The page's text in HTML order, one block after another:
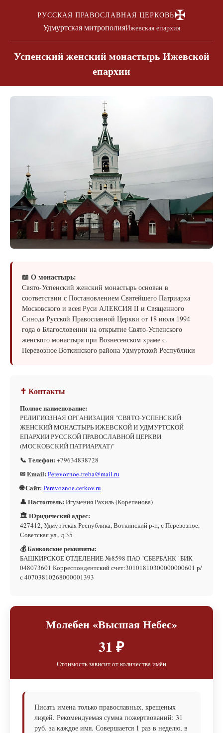
РУССКАЯ ПРАВОСЛАВНАЯ ЦЕРКОВЬ✠
Удмуртская митрополияИжевская епархия
Успенский женский монастырь Ижевской
епархии
📖 О монастырь:
Свято-Успенский женский монастырь основан в
соответствии с Постановлением Святейшего Патриарха
Московского и всея Руси АЛЕКСИЯ II и Священного
Синода Русской Православной Церкви от 18 июля 1994
года о Благословении на открытие Свято-Успенского
женского монастыря при Вознесенском храме с.
Перевозное Воткинского района Удмуртской Республики
✝ Контакты
Полное наименование:
РЕЛИГИОЗНАЯ ОРГАНИЗАЦИЯ "СВЯТО-УСПЕНСКИЙ
ЖЕНСКИЙ МОНАСТЫРЬ ИЖЕВСКОЙ И УДМУРТСКОЙ
ЕПАРХИИ РУССКОЙ ПРАВОСЛАВНОЙ ЦЕРКВИ
(МОСКОВСКИЙ ПАТРИАРХАТ)"
📞 Телефон: +79634838728
✉ Email: Perevoznoe-treba@mail.ru
🌐 Сайт: Perevoznoe.cerkov.ru
👤 Настоятель: Игумения Рахиль (Корепанова)
🏛 Юридический адрес:
427412, Удмуртская Республика, Воткинский р-н, с Перевозное,
Советская ул., д.35
💰 Банковские реквизиты:
БАШКИРСКОЕ ОТДЕЛЕНИЕ №8598 ПАО "СБЕРБАНК" БИК
048073601 Корреспондентский счет:30101810300000000601 р/
с 40703810268000001393
Молебен «Высшая Небес»
31 ₽
Стоимость зависит от количества имён
Писать имена только православных, крещеных
людей. Рекомендуемая сумма пожертвований: 31
руб. за каждое имя. Совершается 1 раз в неделю, в